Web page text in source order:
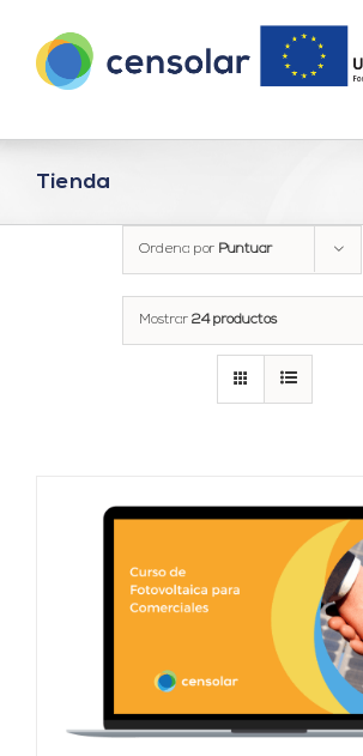
contenido
Tienda
Ordena por Puntuar
Mostrar 24 productos